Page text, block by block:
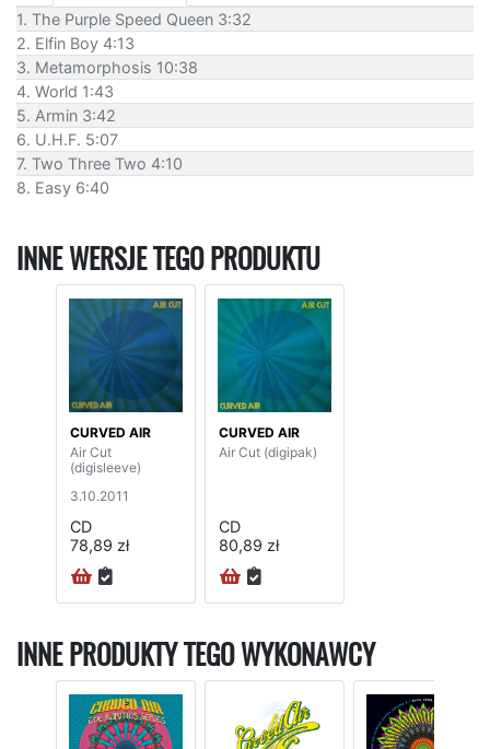
1. The Purple Speed Queen 3:32
2. Elfin Boy 4:13
3. Metamorphosis 10:38
4. World 1:43
5. Armin 3:42
6. U.H.F. 5:07
7. Two Three Two 4:10
8. Easy 6:40
INNE WERSJE TEGO PRODUKTU
CURVED AIR
Air Cut
(digisleeve)
3.10.2011
CD
78,89 zł
CURVED AIR
Air Cut (digipak)
CD
80,89 zł
INNE PRODUKTY TEGO WYKONAWCY